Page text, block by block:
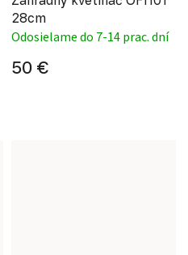
28cm
Odosielame do 7-14 prac. dní
50 €